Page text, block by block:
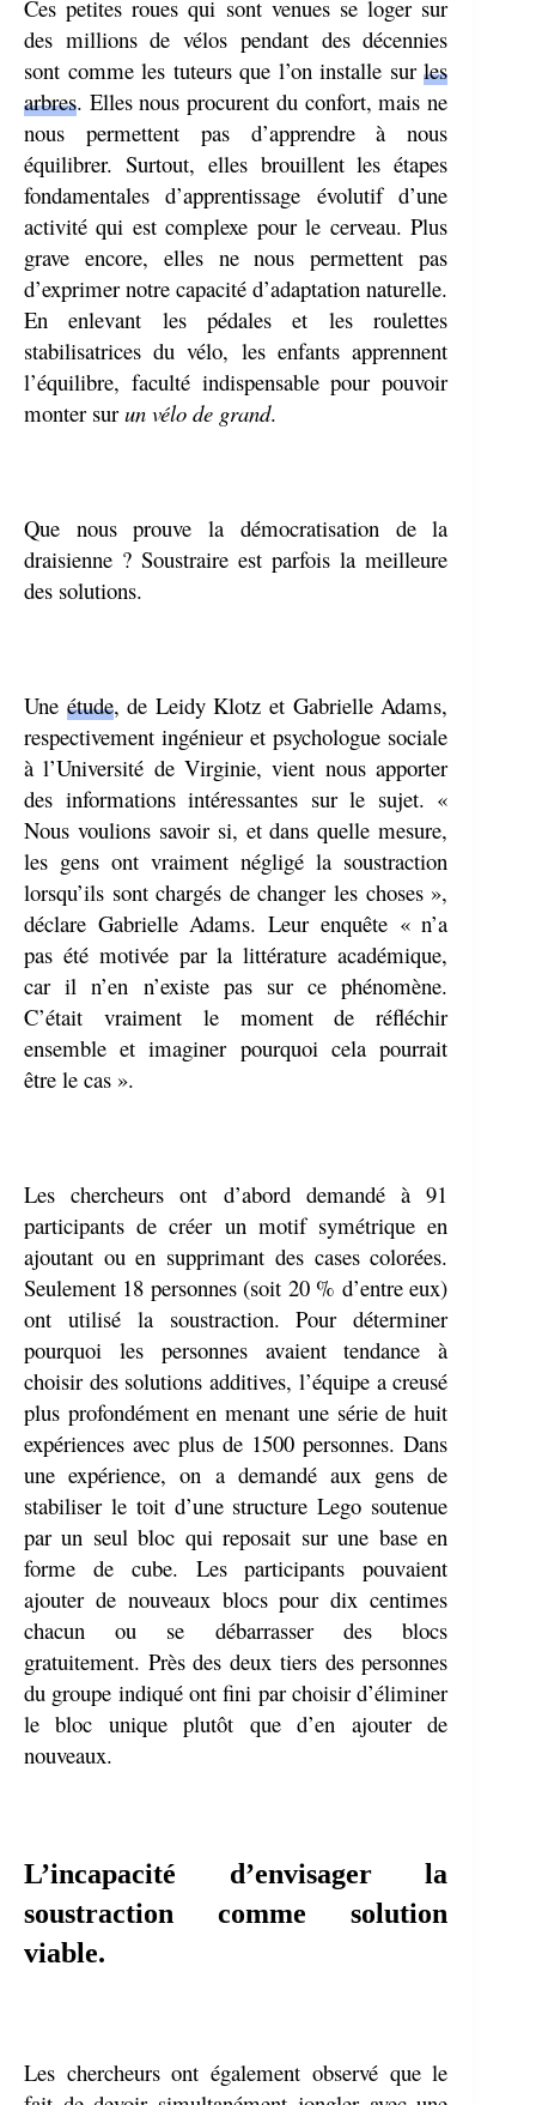
Ces petites roues qui sont venues se loger sur
des millions de vélos pendant des décennies
sont comme les tuteurs que l’on installe surles
arbres. Elles nous procurent du confort, mais ne
nous permettent pas d’apprendre à nous
équilibrer. Surtout, elles brouillent les étapes
fondamentales d’apprentissage évolutif d’une
activité qui est complexe pour le cerveau. Plus
grave encore, elles ne nous permettent pas
d’exprimer notre capacité d’adaptation naturelle.
En enlevant les pédales et les roulettes
stabilisatrices du vélo, les enfants apprennent
l’équilibre, faculté indispensable pour pouvoir
monter sur un vélo de grand.
Que nous prouve la démocratisation de la
draisienne ? Soustraire est parfois la meilleure
des solutions.
Une étude, de Leidy Klotz et Gabrielle Adams,
respectivement ingénieur et psychologue sociale
à l’Université de Virginie, vient nous apporter
des informations intéressantes sur le sujet. «
Nous voulions savoir si, et dans quelle mesure,
les gens ont vraiment négligé la soustraction
lorsqu’ils sont chargés de changer les choses »,
déclare Gabrielle Adams. Leur enquête « n’a
pas été motivée par la littérature académique,
car il n’en n’existe pas sur ce phénomène.
C’était vraiment le moment de réfléchir
ensemble et imaginer pourquoi cela pourrait
être le cas ».
Les chercheurs ont d’abord demandé à 91
participants de créer un motif symétrique en
ajoutant ou en supprimant des cases colorées.
Seulement 18 personnes (soit 20 % d’entre eux)
ont utilisé la soustraction. Pour déterminer
pourquoi les personnes avaient tendance à
choisir des solutions additives, l’équipe a creusé
plus profondément en menant une série de huit
expériences avec plus de 1500 personnes. Dans
une expérience, on a demandé aux gens de
stabiliser le toit d’une structure Lego soutenue
par un seul bloc qui reposait sur une base en
forme de cube. Les participants pouvaient
ajouter de nouveaux blocs pour dix centimes
chacun ou se débarrasser des blocs
gratuitement. Près des deux tiers des personnes
du groupe indiqué ont fini par choisir d’éliminer
le bloc unique plutôt que d’en ajouter de
nouveaux.
L’incapacité d’envisager la
soustraction comme solution
viable.
Les chercheurs ont également observé que le